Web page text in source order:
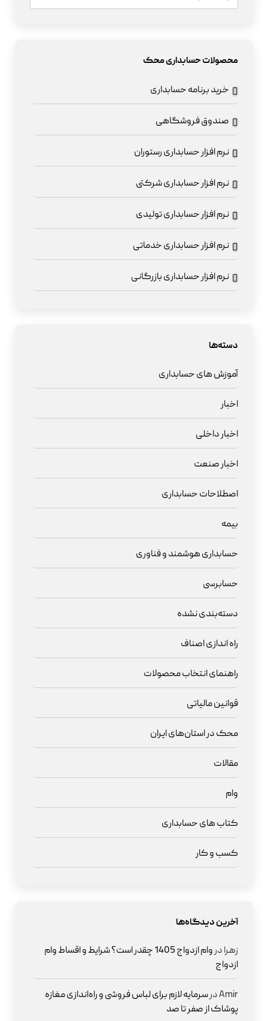
محصولات حسابداری محک
خرید برنامه حسابداری
صندوق فروشگاهی
نرم افزار حسابداری رستوران
نرم افزار حسابداری شرکتی
نرم افزار حسابداری تولیدی
نرم افزار حسابداری خدماتی
نرم افزار حسابداری بازرگانی
دسته‌ها
آموزش های حسابداری
اخبار
اخبار داخلی
اخبار صنعت
اصطلاحات حسابداری
بیمه
حسابداری هوشمند و فناوری
حسابرسی
دسته‌بندی نشده
راه اندازی اصناف
راهنمای انتخاب محصولات
قوانین مالیاتی
محک در استان‌های ایران
مقالات
وام
کتاب های حسابداری
کسب و کار
آخرین دیدگاه‌ها
زهرادر
وام ازدواج 1405 چقدر است؟ شرایط و اقساط وام
ازدواج
Amirدرسرمایه لازم برای لباس فروشی و راه‌اندازی مغازه
پوشاک از صفر تا صد